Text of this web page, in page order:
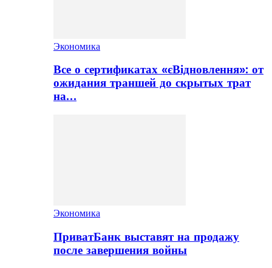
Экономика
Все о сертификатах «єВідновлення»: от
ожидания траншей до скрытых трат
на…
Экономика
ПриватБанк выставят на продажу
после завершения войны